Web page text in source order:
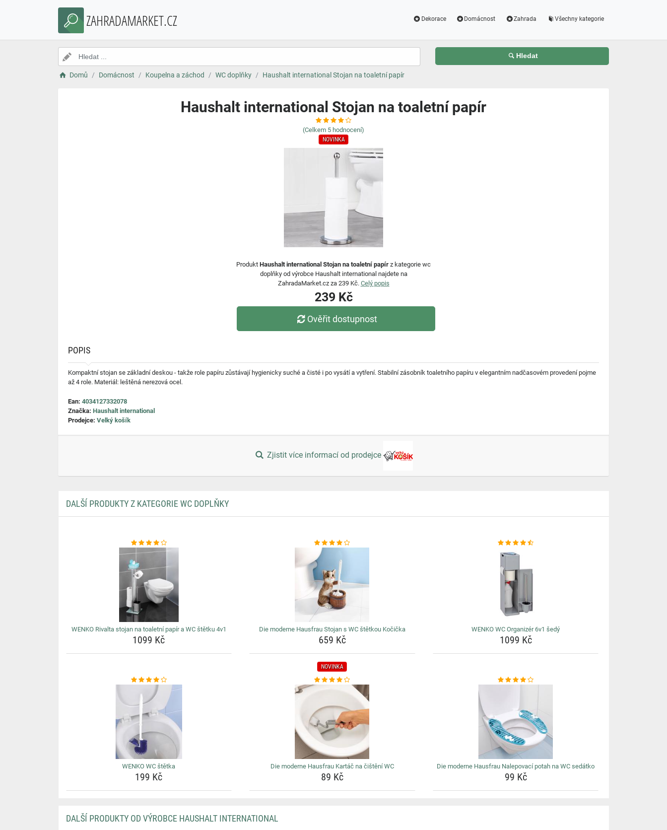
ZAHRADAMARKET.CZ Dekorace Domácnost Zahrada Všechny kategorie
Hledat
Domů Domácnost Koupelna a záchod WC doplňky Haushalt international Stojan na toaletní papír
Haushalt international Stojan na toaletní papír
(Celkem 5 hodnocení)
NOVINKA
Produkt Haushalt international Stojan na toaletní papír z kategorie wc
doplňky od výrobce Haushalt international najdete na
ZahradaMarket.cz za 239 Kč. Celý popis
239 Kč
Ověřit dostupnost
POPIS
Kompaktní stojan se základní deskou - takže role papíru zůstávají hygienicky suché a čisté i po vysátí a vytření. Stabilní zásobník toaletního papíru v elegantním nadčasovém provedení pojme
až 4 role. Materiál: leštěná nerezová ocel.
Ean: 4034127332078
Značka: Haushalt international
Prodejce: Velký košík
Zjistit více informací od prodejce
DALŠÍ PRODUKTY Z KATEGORIE WC DOPLŇKY
WENKO Rivalta stojan na toaletní papír a WC štětku 4v1
1099 Kč
Die moderne Hausfrau Stojan s WC štětkou Kočička
659 Kč
WENKO WC Organizér 6v1 šedý
1099 Kč
WENKO WC štětka
199 Kč
NOVINKA
Die moderne Hausfrau Kartáč na čištění WC
89 Kč
Die moderne Hausfrau Nalepovací potah na WC sedátko
99 Kč
DALŠÍ PRODUKTY OD VÝROBCE HAUSHALT INTERNATIONAL